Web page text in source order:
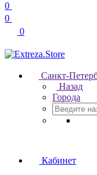
0
0
0
Санкт-
Назад
Города
Кабинет